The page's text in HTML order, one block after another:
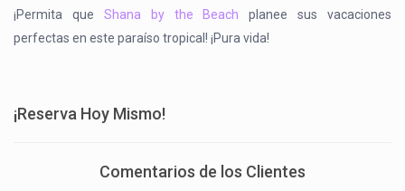
¡Permita que Shana by the Beach planee sus vacaciones
perfectas en este paraíso tropical! ¡Pura vida!
¡Reserva Hoy Mismo!
Comentarios de los Clientes